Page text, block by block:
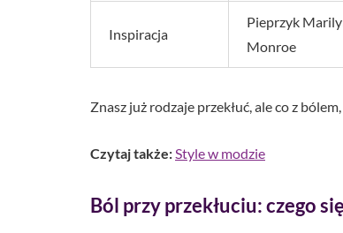
Inspiracja
Pieprzyk
Monroe
Znasz już rodzaje przekłuć, ale co z
Czytaj także: Style w modzie
Ból przy przekłuciu: czego